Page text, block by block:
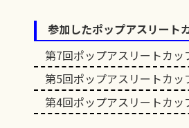
参加したポップアスリート
第7回ポップアスリートカッ
第5回ポップアスリートカッ
第4回ポップアスリートカッ